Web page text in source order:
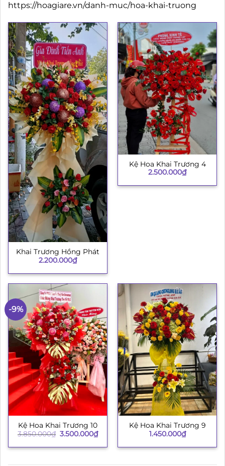
https://hoagiare.vn/danh-muc/hoa-khai-truong
Khai Trương Hồng Phát
2.200.000₫
Kệ Hoa Khai Trương 4
2.500.000₫
-9%
Kệ Hoa Khai Trương 10
3.850.000₫ Giá
là:
3.500.000₫Giá
hiện
tại
Kệ Hoa Khai Trương 9
1.450.000₫